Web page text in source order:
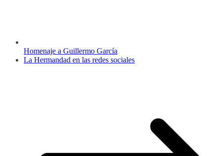
Homenaje a Guillermo García
La Hermandad en las redes sociales